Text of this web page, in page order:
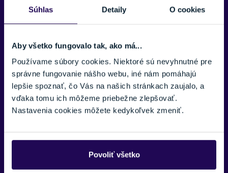
Súhlas Detaily O cookies
Aby všetko fungovalo tak, ako má...
Používame súbory cookies. Niektoré sú nevyhnutné pre
správne fungovanie nášho webu, iné nám pomáhajú
lepšie spoznať, čo Vás na našich stránkach zaujalo, a
vďaka tomu ich môžeme priebežne zlepšovať.
Nastavenia cookies môžete kedykoľvek zmeniť.
Povoliť všetko
Ráfiky
RMX 20, 507X20, 32H, black
Plášte
24x2,00"
Náboje
Matrix alloy 32H QR black
Pedále